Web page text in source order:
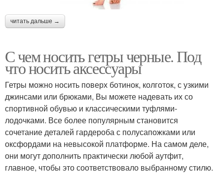
читать дальше →
С чем носить гетры черные. Под
что носить аксессуары
Гетры можно носить поверх ботинок, колготок, с узкими
джинсами или брюками, Вы можете надевать их со
спортивной обувью и классическими туфлями-
лодочками. Все более популярным становится
сочетание деталей гардероба с полусапожками или
оксфордами на невысокой платформе. На самом деле,
они могут дополнить практически любой аутфит,
главное, чтобы это соответствовало выбранному стилю.